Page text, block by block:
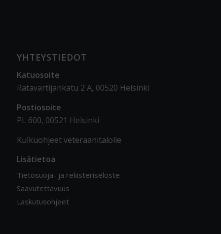
YHTEYSTIEDOT
Katuosoite
Ratavartijankatu 2 A, 00520 Helsinki
Postiosoite
PL 600, 00521 Helsinki
Kulkuohjeet veteraanitalolle
Lisätietoa
Tietosuoja- ja rekisteriseloste
Saavutettavuus
Laskutusohjeet